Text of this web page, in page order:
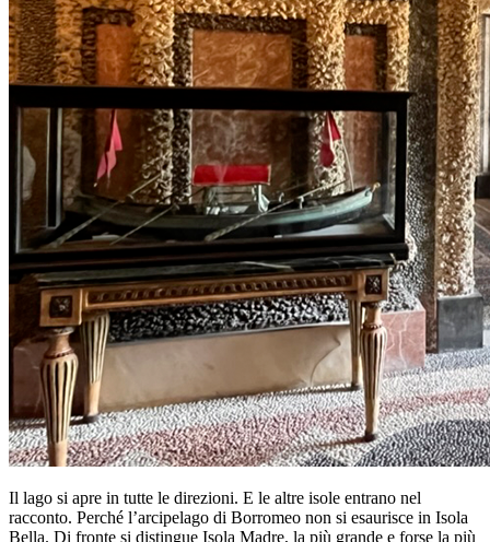
Il lago si apre in tutte le direzioni. E le altre isole entrano nel
racconto. Perché l’arcipelago di Borromeo non si esaurisce in Isola
Bella. Di fronte si distingue Isola Madre, la più grande e forse la più